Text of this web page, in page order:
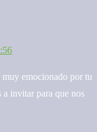
emocionado por tu
a invitar para que nos